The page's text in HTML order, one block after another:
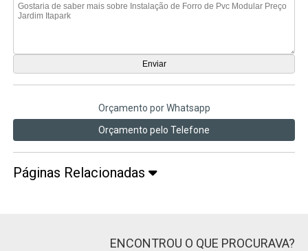
Orçamento por Whatsapp
Orçamento pelo Telefone
Páginas Relacionadas
ENCONTROU O QUE PROCURAVA?